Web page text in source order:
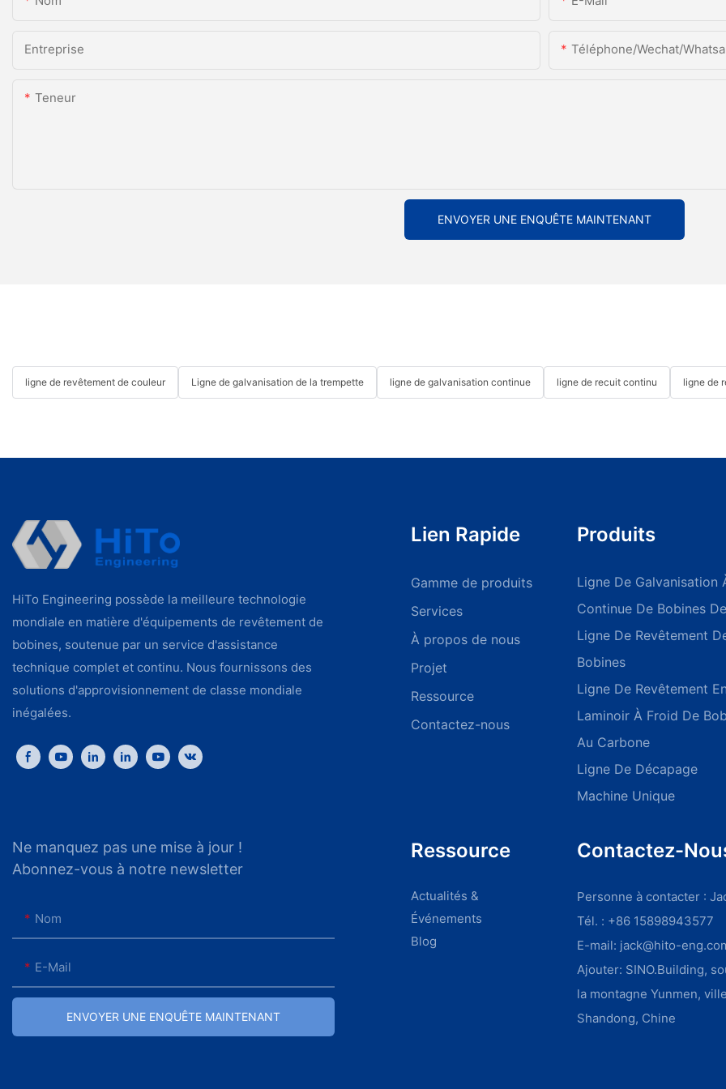
Entreprise Téléphone/Wechat/
Teneur
ENVOYER UNE ENQUÊTE MAINTENANT
ligne de revêtement de couleur Ligne de galvanisation de la trempette ligne de galvanisation continue ligne de recuit continu ligne de
HiTo Engineering possède la meilleure technologie
mondiale en matière d'équipements de revêtement de
bobines, soutenue par un service d'assistance
technique complet et continu. Nous fournissons des
solutions d'approvisionnement de classe mondiale
inégalées.
Lien Rapide
Gamme de produits
Services
À propos de nous
Projet
Ressource
Contactez-nous
Produits
Ligne De Galvanisation
Continue De Bobines
Ligne De Revêtement
Bobines
Ligne De Revêtement
Laminoir À Froid De
Au Carbone
Ligne De Décapage
Machine Unique
Ne manquez pas une mise à jour !
Abonnez-vous à notre newsletter
Nom
E-Mail
ENVOYER UNE ENQUÊTE MAINTENANT
Ressource
Actualités &
Événements
Blog
Contactez-
Personne à contacter :
Tél. : +86 15898943577
E-mail: jack@hito-
Ajouter: SINO.Building,
la montagne Yunmen,
Shandong, Chine